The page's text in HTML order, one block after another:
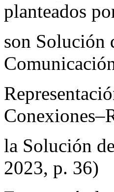
planteados
son Solución
la Solución
2023, p. 36)